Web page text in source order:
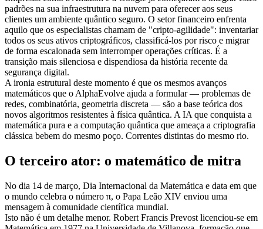
padrões na sua infraestrutura na nuvem para oferecer aos seus
clientes um ambiente quântico seguro. O setor financeiro enfrenta
aquilo que os especialistas chamam de "cripto-agilidade": inventariar
todos os seus ativos criptográficos, classificá-los por risco e migrar
de forma escalonada sem interromper operações críticas. É a
transição mais silenciosa e dispendiosa da história recente da
segurança digital.
A ironia estrutural deste momento é que os mesmos avanços
matemáticos que o AlphaEvolve ajuda a formular — problemas de
redes, combinatória, geometria discreta — são a base teórica dos
novos algoritmos resistentes à física quântica. A IA que conquista a
matemática pura e a computação quântica que ameaça a criptografia
clássica bebem do mesmo poço. Correntes distintas do mesmo rio.
O terceiro ator: o matemático de mitra
No dia 14 de março, Dia Internacional da Matemática e data em que
o mundo celebra o número π, o Papa Leão XIV enviou uma
mensagem à comunidade científica mundial.
Isto não é um detalhe menor. Robert Francis Prevost licenciou-se em